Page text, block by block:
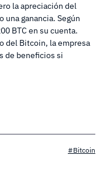
la apreciación del
ganancia. Según
BTC en su cuenta.
del Bitcoin, la empresa
de beneficios si
#Bitcoin